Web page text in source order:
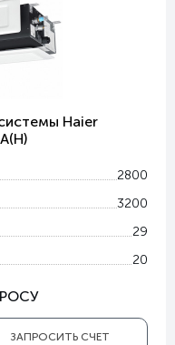
Haier
2800
3200
29
20
ЗАПРОСИТЬ СЧЕТ